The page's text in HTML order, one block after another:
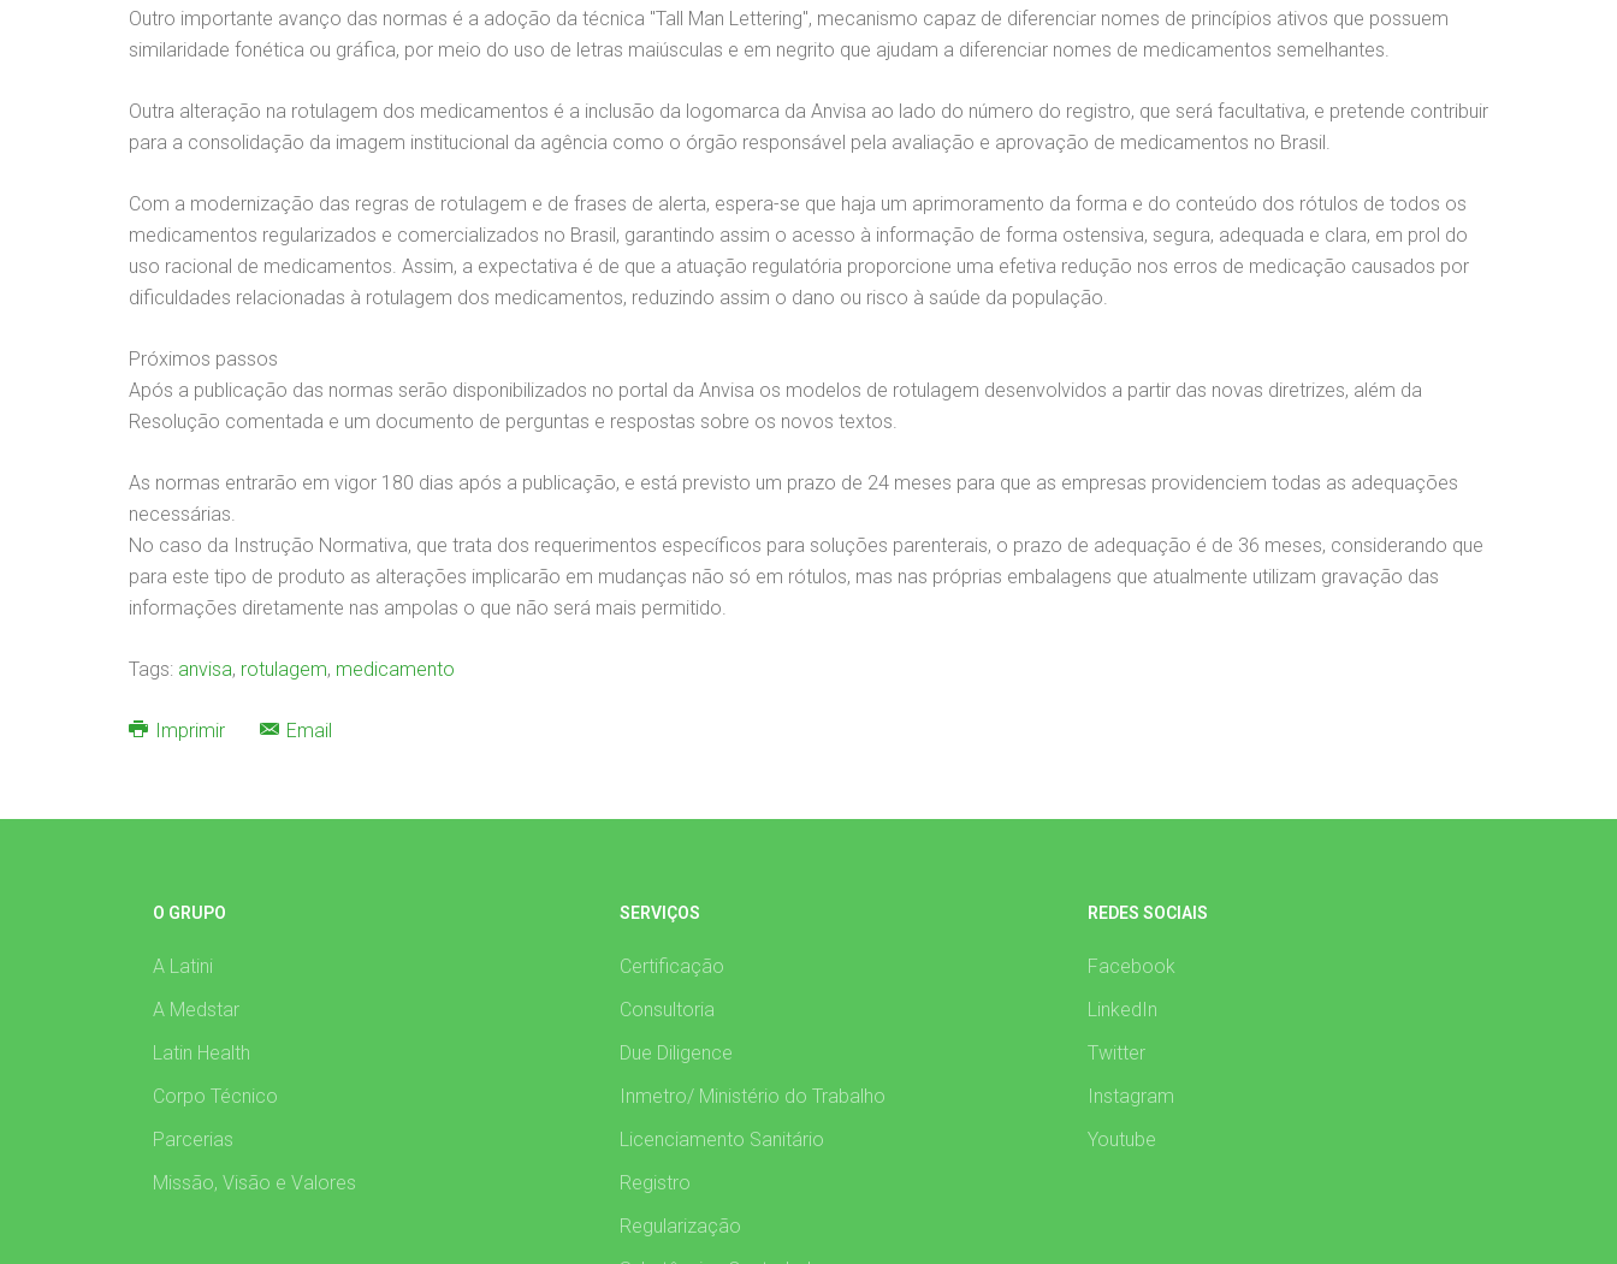
Outro importante avanço das normas é a adoção da técnica "Tall Man Lettering", mecanismo capaz de diferenciar nomes de princípios ativos que possuem
similaridade fonética ou gráfica, por meio do uso de letras maiúsculas e em negrito que ajudam a diferenciar nomes de medicamentos semelhantes.
Outra alteração na rotulagem dos medicamentos é a inclusão da logomarca da Anvisa ao lado do número do registro, que será facultativa, e pretende contribuir
para a consolidação da imagem institucional da agência como o órgão responsável pela avaliação e aprovação de medicamentos no Brasil.
Com a modernização das regras de rotulagem e de frases de alerta, espera-se que haja um aprimoramento da forma e do conteúdo dos rótulos de todos os
medicamentos regularizados e comercializados no Brasil, garantindo assim o acesso à informação de forma ostensiva, segura, adequada e clara, em prol do
uso racional de medicamentos. Assim, a expectativa é de que a atuação regulatória proporcione uma efetiva redução nos erros de medicação causados por
dificuldades relacionadas à rotulagem dos medicamentos, reduzindo assim o dano ou risco à saúde da população.
Próximos passos
Após a publicação das normas serão disponibilizados no portal da Anvisa os modelos de rotulagem desenvolvidos a partir das novas diretrizes, além da
Resolução comentada e um documento de perguntas e respostas sobre os novos textos.
As normas entrarão em vigor 180 dias após a publicação, e está previsto um prazo de 24 meses para que as empresas providenciem todas as adequações
necessárias.
No caso da Instrução Normativa, que trata dos requerimentos específicos para soluções parenterais, o prazo de adequação é de 36 meses, considerando que
para este tipo de produto as alterações implicarão em mudanças não só em rótulos, mas nas próprias embalagens que atualmente utilizam gravação das
informações diretamente nas ampolas o que não será mais permitido.
Tags: anvisa, rotulagem, medicamento
Imprimir Email
O GRUPO
A Latini
A Medstar
Latin Health
Corpo Técnico
Parcerias
Missão, Visão e Valores
SERVIÇOS
Certificação
Consultoria
Due Diligence
Inmetro/ Ministério do Trabalho
Licenciamento Sanitário
Registro
Regularização
REDES SOCIAIS
Facebook
LinkedIn
Twitter
Instagram
Youtube